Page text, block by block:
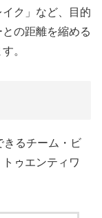
ク」など、目的
の距離を縮める
。
きるチーム・ビ
ゥエンティワ